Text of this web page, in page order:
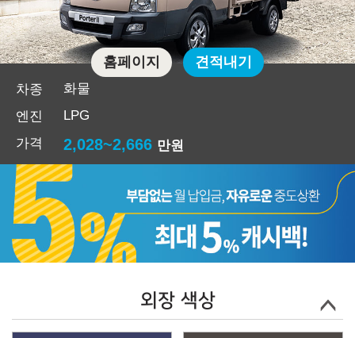
차종
화물
엔진
LPG
가격
2,028~2,666 만원
홈페이지 견적내기
외장 색상